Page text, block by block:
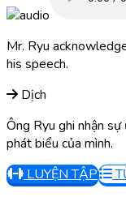
Mr. Ryu
his speech.
Dịch
Ông Ryu ghi nhận
phát biểu của mình.
LUYỆN TẬP